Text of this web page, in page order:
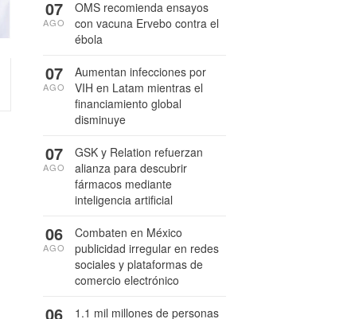
OMS recomienda ensayos
con vacuna Ervebo contra el
ébola
07
AGO
Aumentan infecciones por
VIH en Latam mientras el
financiamiento global
disminuye
07
AGO
GSK y Relation refuerzan
alianza para descubrir
fármacos mediante
inteligencia artificial
07
AGO
Combaten en México
publicidad irregular en redes
sociales y plataformas de
comercio electrónico
06
AGO
1.1 mil millones de personas
06